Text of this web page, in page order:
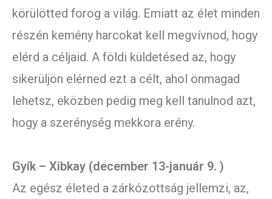
körülötted forog a világ. Emiatt az élet minden
részén kemény harcokat kell megvívnod, hogy
elérd a céljaid. A földi küldetésed az, hogy
sikerüljön elérned ezt a célt, ahol önmagad
lehetsz, eközben pedig meg kell tanulnod azt,
hogy a szerénység mekkora erény.
Gyík – Xibkay (december 13-január 9. )
Az egész életed a zárkózottság jellemzi, az,